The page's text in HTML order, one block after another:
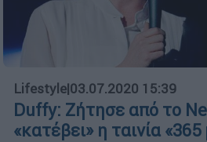
Lifestyle|03.07.2020 15:39
Duffy: Ζήτησε από το
«κατέβει» η ταινία